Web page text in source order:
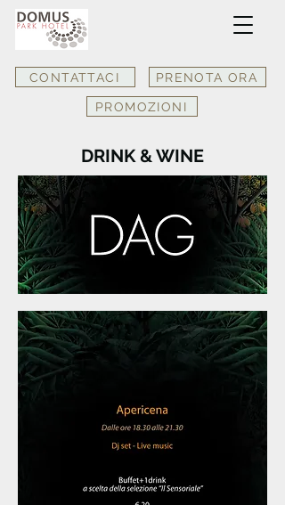
PROMOZIONI
PRENOTA ORA
CONTATTACI
DRINK & WINE